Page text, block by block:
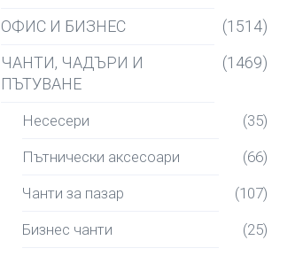
ОФИС И БИЗНЕС
(1514)
ЧАНТИ, ЧАДЪРИ И
ПЪТУВАНЕ
(1469)
Несесери (35)
Пътнически аксесоари (66)
Чанти за пазар (107)
Бизнес чанти (25)